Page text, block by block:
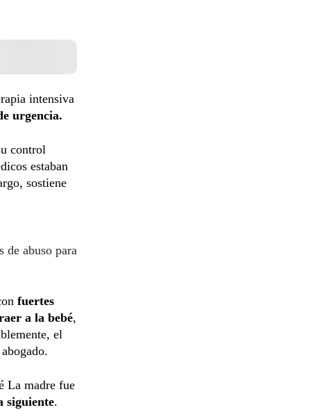
intensiva
urgencia.
control
estaban
sostiene
de abuso para
fuertes
a la bebé,
el
La madre fue
siguiente.